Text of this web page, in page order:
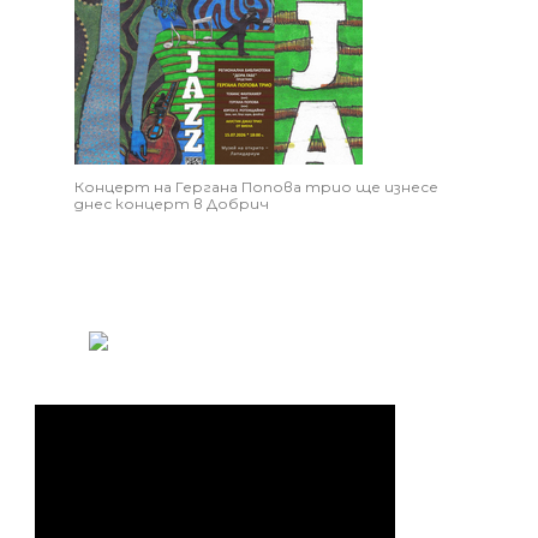
Концерт на Гергана Попова трио ще изнесе
днес концерт в Добрич